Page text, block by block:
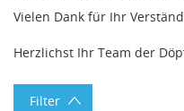
Vielen Dank für Ihr
Herzlichst Ihr Team der
Filter